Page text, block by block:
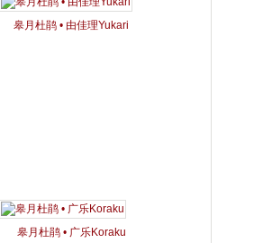
皋月杜鹃 • 由佳理Yukari
皋月杜鹃 • 广乐Koraku